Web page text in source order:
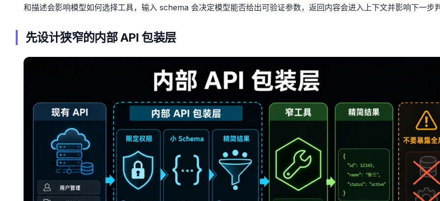
和描述会影响模型如何选择工具，输入 schema 会决定模型能否给出可验证参数，返回内容会进入上下文并影响下一步
先设计狭窄的内部 API 包装层